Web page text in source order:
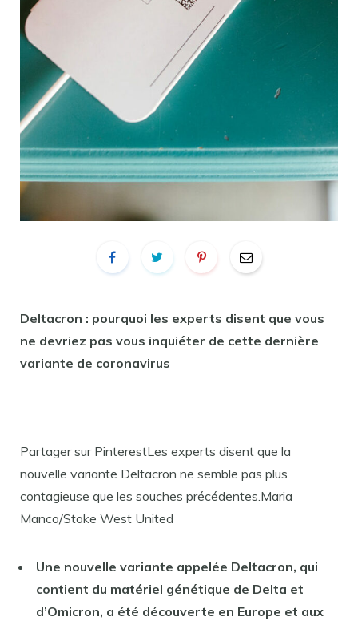
Deltacron : pourquoi les experts disent que vous
ne devriez pas vous inquiéter de cette dernière
variante de coronavirus
Partager sur PinterestLes experts disent que la
nouvelle variante Deltacron ne semble pas plus
contagieuse que les souches précédentes.Maria
Manco/Stoke West United
Une nouvelle variante appelée Deltacron, qui
contient du matériel génétique de Delta et
d’Omicron, a été découverte en Europe et aux